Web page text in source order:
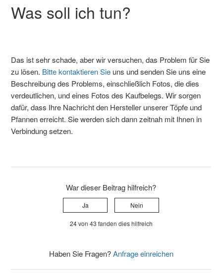
Was soll ich tun?
Das ist sehr schade, aber wir versuchen, das Problem für Sie
zu lösen. Bitte kontaktieren Sie uns und senden Sie uns eine
Beschreibung des Problems, einschließlich Fotos, die dies
verdeutlichen, und eines Fotos des Kaufbelegs. Wir sorgen
dafür, dass Ihre Nachricht den Hersteller unserer Töpfe und
Pfannen erreicht. Sie werden sich dann zeitnah mit Ihnen in
Verbindung setzen.
War dieser Beitrag hilfreich?
Ja Nein
24 von 43 fanden dies hilfreich
Haben Sie Fragen?Anfrage einreichen